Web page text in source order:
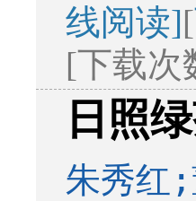
线阅读][
[下载次
日照
朱秀红